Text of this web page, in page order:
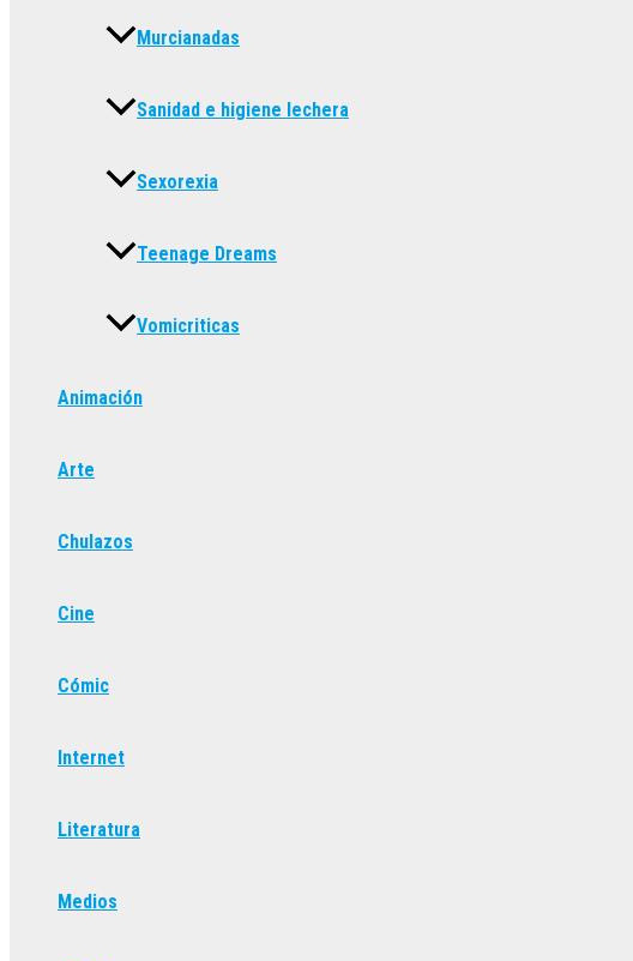
Murcianadas
Sanidad e higiene lechera
Sexorexia
Teenage Dreams
Vomicriticas
Animación
Arte
Chulazos
Cine
Cómic
Internet
Literatura
Medios